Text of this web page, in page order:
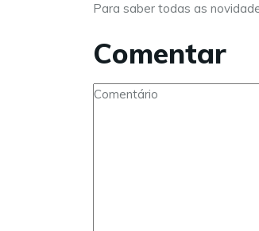
Para saber todas as
Comentar